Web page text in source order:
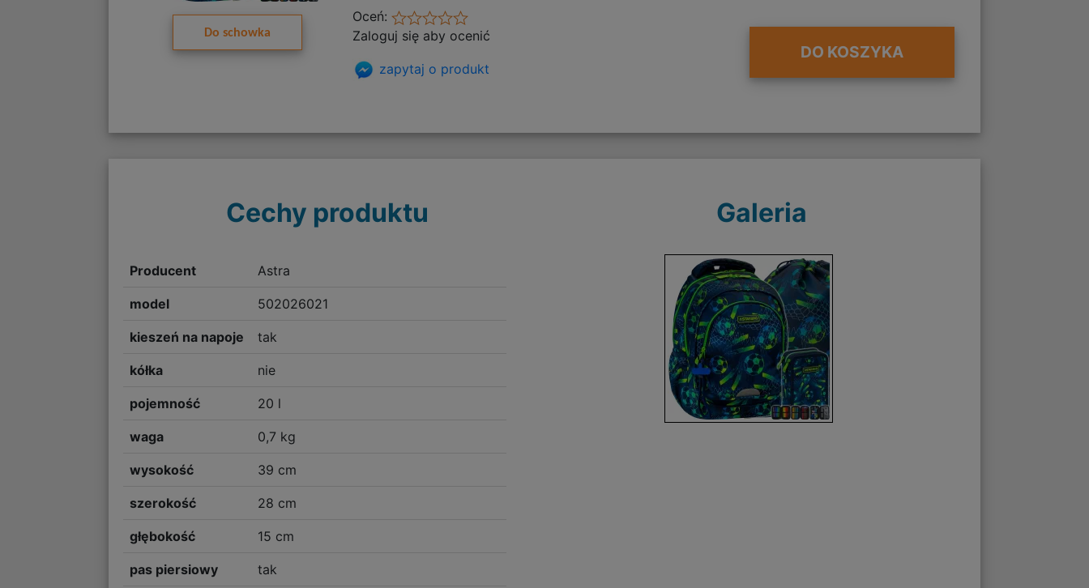
Do schowka
Oceń:
Zaloguj się aby ocenić
zapytaj o produkt
DO KOSZYKA
Cechy produktu
Producent Astra
model 502026021
kieszeń na napoje tak
kółka nie
pojemność 20 l
waga 0,7 kg
wysokość 39 cm
szerokość 28 cm
głębokość 15 cm
pas piersiowy tak
Galeria